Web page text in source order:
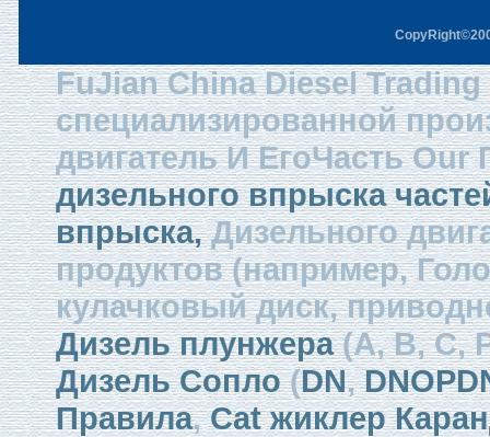
FuJian China Diesel
специализированной
двигатель И ЕгоЧасть
дизельного впрыска
впрыска,Дизельного
продуктов (например,
кулачковый диск,
Дизель плунжера(А, В, С,
Дизель Сопло(DN,
Правила,Cat жиклер